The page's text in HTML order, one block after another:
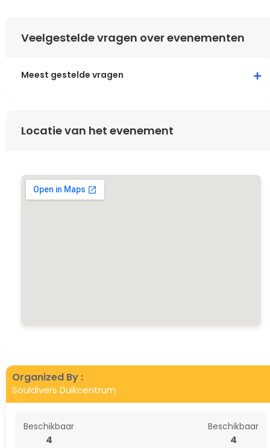
Veelgestelde vragen over evenementen
Meest gestelde vragen
Locatie van het evenement
Organized By :
Souldivers Duikcentrum
Beschikbaar
4
Beschikbaar
4